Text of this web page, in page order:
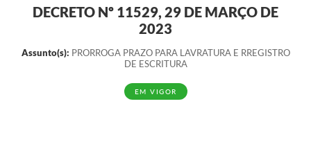
DECRETO Nº 11529, 29 DE MARÇO DE
2023
Assunto(s): PRORROGA PRAZO PARA LAVRATURA E RREGISTRO
DE ESCRITURA
EM VIGOR